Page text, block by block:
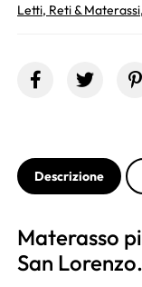
Letti, Reti & Materassi,
Descrizione
Materasso
San Lorenzo.